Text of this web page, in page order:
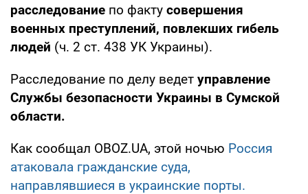
расследование по факту совершения
военных преступлений, повлекших гибель
людей (ч. 2 ст. 438 УК Украины).
Расследование по делу ведет управление
Службы безопасности Украины в Сумской
области.
Как сообщал OBOZ.UA, этой ночью Россия
атаковала гражданские суда,
направлявшиеся в украинские порты.